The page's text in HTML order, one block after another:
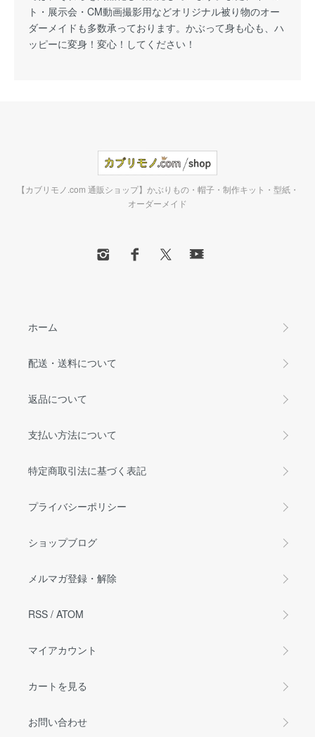
ト・展示会・CM動画撮影用などオリジナル被り物のオー
ダーメイドも多数承っております。かぶって身も心も、ハ
ッピーに変身！変心！してください！
【カブリモノ.com 通販ショップ】かぶりもの・帽子・制作キット・型紙・
オーダーメイド
ホーム
配送・送料について
返品について
支払い方法について
特定商取引法に基づく表記
プライバシーポリシー
ショップブログ
メルマガ登録・解除
RSS / ATOM
マイアカウント
カートを見る
お問い合わせ